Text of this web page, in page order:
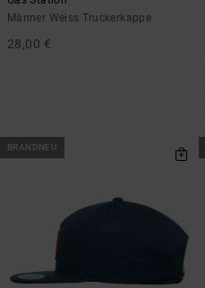
Männer Weiss Truckerkappe
28,00 €
BRANDNEU